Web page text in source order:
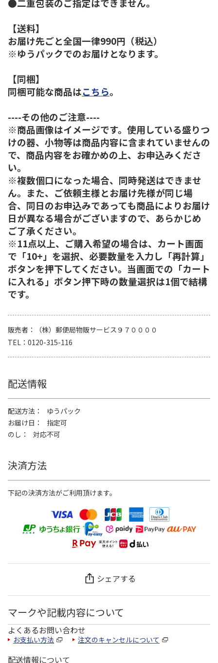
【送料】
お届け先ごと全国一律990円（税込）
※ゆうパックでのお届けとなります。
【同梱】
同梱可能な商品はこちら。
----その他のご注意----
※商品画像はイメージです。使用している盛りつ
けの器、小物等は商品内容に含まれていませんの
で、商品内容をお確かめの上、お申込みくださ
い。
※複数個口になった場合、同時発送はできませ
ん。また、ご依頼主様とお届け先様が同じ場
合、同日のお申込みであっても商品によりお届け
日が異なる場合がございますので、あらかじめ
ご了承ください。
※11点以上、ご購入希望の場合は、カート画面
で「10+」を選択、必要数量を入力し「再計算」
ボタンを押下してください。当画面での「カート
に入れる」ボタン押下時の数量選択は1個で結構
です。
販売者
（株）郵便局物販サービス９７００００
TEL
0120-315-116
配送情報
配送方法
ゆうパック
お届け日
指定可
のし
対応不可
決済方法
下記の決済方法がご利用頂けます。
シェアする
マークや記載内容について
よくあるお問い合わせ
お支払い方法 注文のキャンセルについて
配送情報について